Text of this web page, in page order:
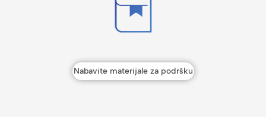
Nabavite materijale za podršku